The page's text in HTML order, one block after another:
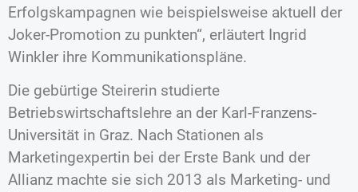
Erfolgskampagnen wie beispielsweise aktuell der
Joker-Promotion zu punkten“, erläutert Ingrid
Winkler ihre Kommunikationspläne.
Die gebürtige Steirerin studierte
Betriebswirtschaftslehre an der Karl-Franzens-
Universität in Graz. Nach Stationen als
Marketingexpertin bei der Erste Bank und der
Allianz machte sie sich 2013 als Marketing- und